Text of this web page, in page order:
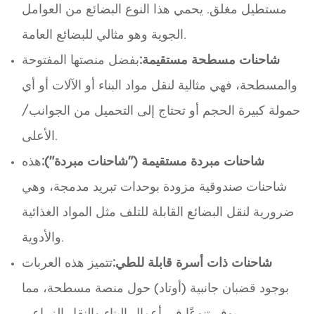
مستطيل مغلق. يحمي هذا النوع البضائع من العوامل
الجوية وهو مثالي للبضائع العامة.
شاحنات مسطحة مستقيمة:بفضل منصتها المفتوحة
والمسطحة، فهي مثالية لنقل مواد البناء أو الآلات أو أي
حمولة كبيرة الحجم أو تحتاج إلى التحميل من الجوانب/
الأعلى.
شاحنات مبردة مستقيمة ("شاحنات مبردة"):هذه
شاحنات صندوقية مزودة بوحدات تبريد مدمجة، وهي
ضرورية لنقل البضائع القابلة للتلف مثل المواد الغذائية
والأدوية.
شاحنات ذات أسرة قابلة للطي:تتميز هذه العربات
بوجود قضبان جانبية (أوتاد) حول منصة مسطحة، مما